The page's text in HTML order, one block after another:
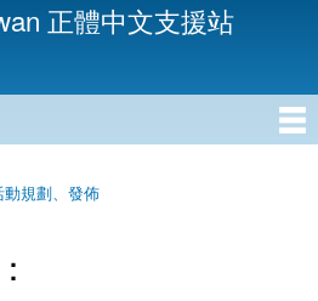
正體中文支援站
動規劃、發佈